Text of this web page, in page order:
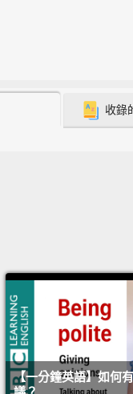
收錄
【一分鐘英語】如何